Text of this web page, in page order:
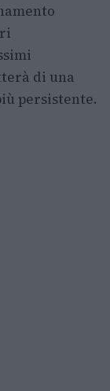
di una
persistente.